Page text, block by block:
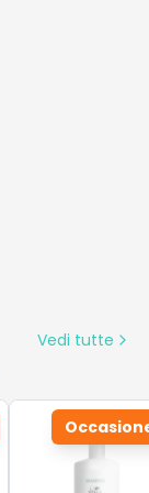
Vedi tutte